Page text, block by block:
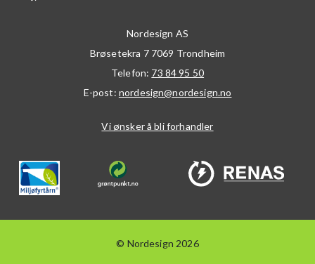
Nordesign AS
Brøsetekra 7 7069 Trondheim
Telefon: 73 84 95 50
E-post: nordesign@nordesign.no
Vi ønsker å bli forhandler
© Nordesign 2026